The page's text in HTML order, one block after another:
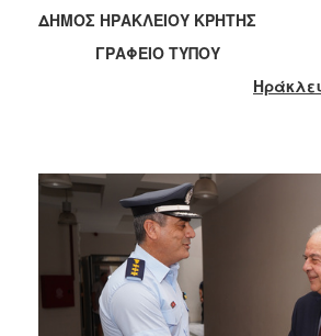
2019
2018
2013
2012
2010
2006
ΔΗΜΟΣ ΗΡΑΚΛΕΙΟΥ ΚΡΗΤΗΣ
ΓΡΑΦΕΙΟ ΤΥΠΟΥ